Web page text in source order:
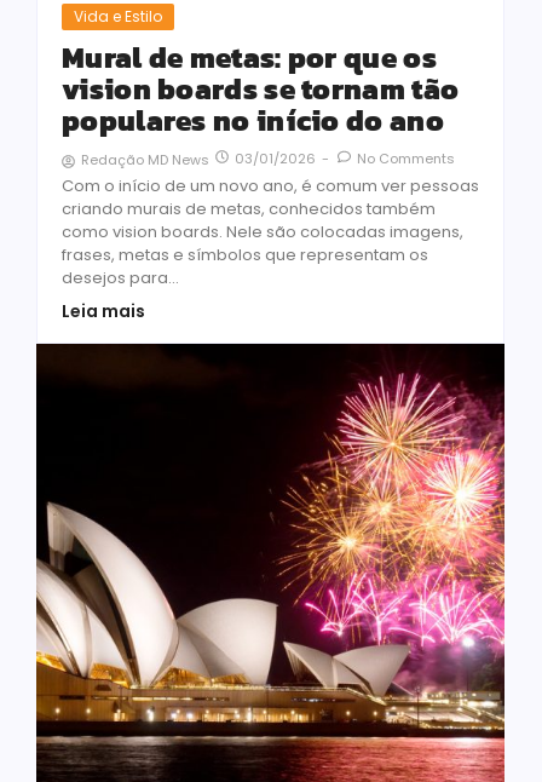
Vida e Estilo
Mural de metas: por que os
vision boards se tornam tão
populares no início do ano
Redação MD News 03/01/2026 - No Comments
Com o início de um novo ano, é comum ver pessoas
criando murais de metas, conhecidos também
como vision boards. Nele são colocadas imagens,
frases, metas e símbolos que representam os
desejos para...
Leia mais